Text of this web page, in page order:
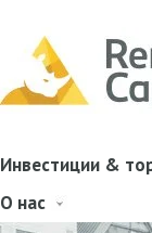
Инвестиции &
О нас